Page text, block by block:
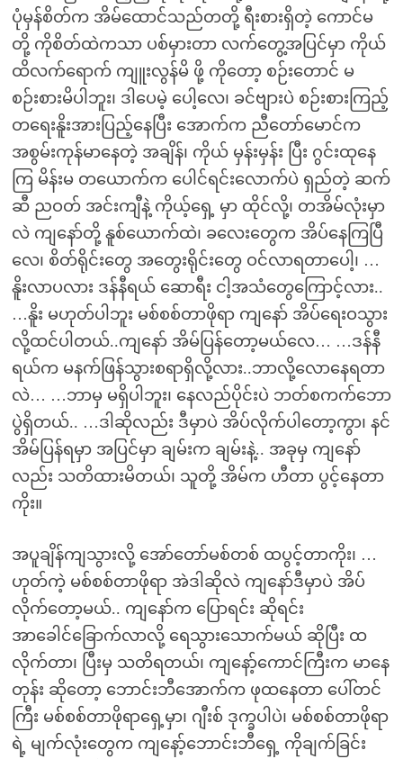
ပုံမှန်စိတ်က အိမ်ထောင်သည်တတို့ ရီးစားရှိတဲ့ ကောင်မ
တို့ ကိုစိတ်ထဲကသာ ပစ်မှားတာ လက်တွေ့အပြင်မှာ ကိုယ်
ထိလက်ရောက် ကျူးလွန်မိ ဖို့ ကိုတော့ စဉ်းတောင် မ
စဉ်းစားမိပါဘူး၊ ဒါပေမဲ့ ပေါ့လေ၊ ခင်ဗျားပဲ စဉ်းစားကြည့်
တရေးနိူးအားပြည့်နေပြီး အောက်က ညီတော်မောင်က
အစွမ်းကုန်မာနေတဲ့ အချိန်၊ ကိုယ် မှန်းမှန်း ပြီး ဂွင်းထုနေ
ကြ မိန်းမ တယောက်က ပေါင်ရင်းလောက်ပဲ ရှည်တဲ့ ဆက်
ဆီ ညဝတ် အင်းကျီနဲ့ ကိုယ့်ရှေ့ မှာ ထိုင်လို့၊ တအိမ်လုံးမှာ
လဲ ကျနော်တို့ နူစ်ယောက်ထဲ၊ ခလေးတွေက အိပ်နေကြပြီ
လေ၊ စိတ်ရိုင်းတွေ အတွေးရိုင်းတွေ ဝင်လာရတာပေါ့၊ …
နိူးလာပလား ဒန်နီရယ် ဆောရီး ငါ့အသံတွေကြောင့်လား..
…နိူး မဟုတ်ပါဘူး မစ်စစ်တာဖိုရာ ကျနော် အိပ်ရေးဝသွား
လို့ထင်ပါတယ်..ကျနော် အိမ်ပြန်တော့မယ်လေ… …ဒန်နီ
ရယ်က မနက်ဖြန်သွားစရာရှိလို့လား..ဘာလို့လောနေရတာ
လဲ… …ဘာမှ မရှိပါဘူး၊ နေလည်ပိုင်းပဲ ဘတ်စကက်ဘော
ပွဲရှိတယ်.. …ဒါဆိုလည်း ဒီမှာပဲ အိပ်လိုက်ပါတော့ကွာ၊ နင်
အိမ်ပြန်ရမှာ အပြင်မှာ ချမ်းက ချမ်းနဲ့.. အခုမှ ကျနော်
လည်း သတိထားမိတယ်၊ သူတို့ အိမ်က ဟီတာ ပွင့်နေတာ
ကိုး။
အပူချိန်ကျသွားလို့ အော်တော်မစ်တစ် ထပွင့်တာကိုး၊ …
ဟုတ်ကဲ့ မစ်စစ်တာဖိုရာ အဲဒါဆိုလဲ ကျနော်ဒီမှာပဲ အိပ်
လိုက်တော့မယ်.. ကျနော်က ပြောရင်း ဆိုရင်း
အာခေါင်ခြောက်လာလို့ ရေသွားသောက်မယ် ဆိုပြီး ထ
လိုက်တာ၊ ပြီးမှ သတိရတယ်၊ ကျနော့်ကောင်ကြီးက မာနေ
တုန်း ဆိုတော့ ဘောင်းဘီအောက်က ဖုထနေတာ ပေါ်တင်
ကြီး မစ်စစ်တာဖိုရာရှေ့မှာ၊ ဂျီးစ် ဒုက္ခပါပဲ၊ မစ်စစ်တာဖိုရာ
ရဲ့ မျက်လုံးတွေက ကျနော့်ဘောင်းဘီရှေ့ ကိုချက်ခြင်း